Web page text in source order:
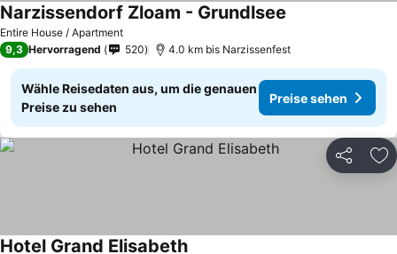
Entire House / Apartment
Narzissendorf Zloam - Grundlsee
9,3 Hervorragend 520 4.0 km bis Narzissenfest
Wähle Reisedaten aus, um die genauen
Preise zu sehen
Preise sehen
Teilen
Hotel Grand Elisabeth